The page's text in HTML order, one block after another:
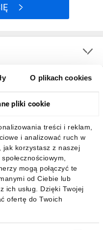
O plikach cookies
pliki cookie
treści i reklam,
i analizować ruch w
korzystasz z naszej
mogą połączyć te
od Ciebie lub
ich usług. Dzięki Twojej
ofertę do Twoich
mobilną: